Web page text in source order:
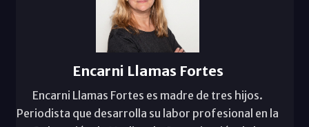
Encarni Llamas Fortes
Encarni Llamas Fortes es madre de tres hijos.
Periodista que desarrolla su labor profesional en la